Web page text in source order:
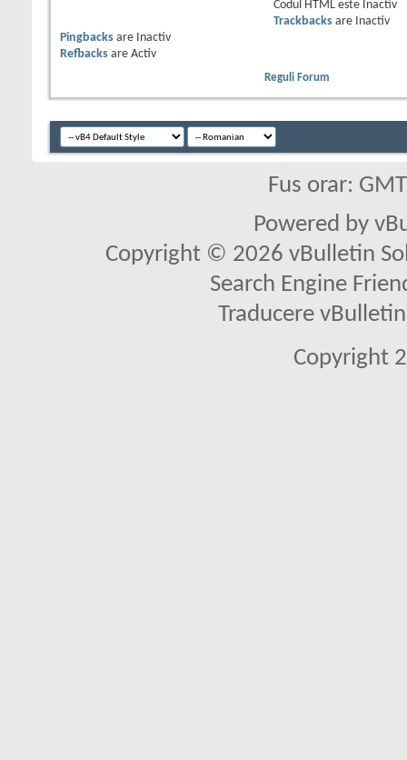
Codul HTML este
Inactiv
Trackbacksare
Inactiv
Pingbacks are
Inactiv
Refbacks are Activ
Reguli Forum
Fus orar:
Powered by
Copyright © 2026 vBulletin
Search Engine
Traducere
Copyright